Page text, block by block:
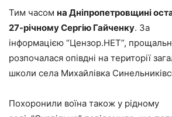
Тим часом на Дніпропетровщині
27-річному Сергію Гайченку. За
інформацією “Цензор.НЕТ”,
розпочалася опівдні на території
школи села Михайлівка
Похоронили воїна також у рідному